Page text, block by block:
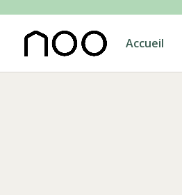
Accueil